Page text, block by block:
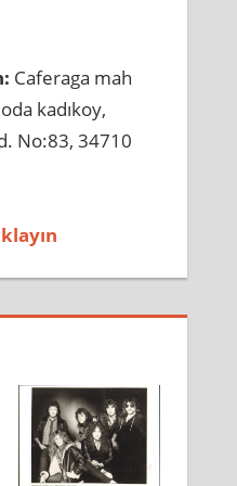
Caferaga mah
kadıkoy,
No:83, 34710